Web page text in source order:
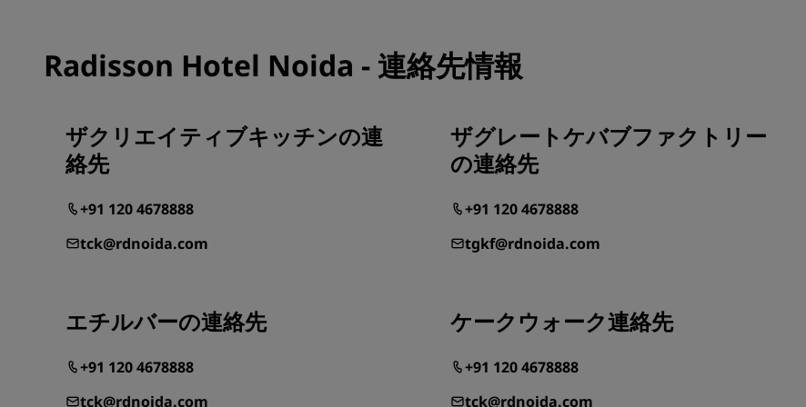
Radisson Hotel Noida - 連絡先情報
ザクリエイティブキッチンの連
絡先
+91 120 4678888
tck@rdnoida.com
ザグレートケバブファクトリー
の連絡先
+91 120 4678888
tgkf@rdnoida.com
エチルバーの連絡先
+91 120 4678888
tck@rdnoida.com
ケークウォーク連絡先
+91 120 4678888
tck@rdnoida.com